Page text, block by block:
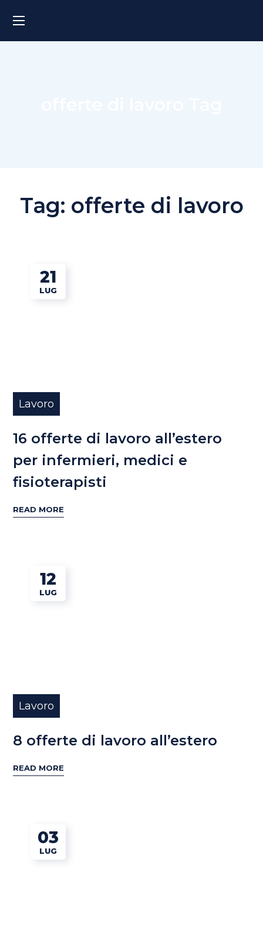
Tag: offerte di lavoro
21
LUG
Lavoro
16 offerte di lavoro all’estero
per infermieri, medici e
fisioterapisti
READ MORE
12
LUG
Lavoro
8 offerte di lavoro all’estero
READ MORE
03
LUG